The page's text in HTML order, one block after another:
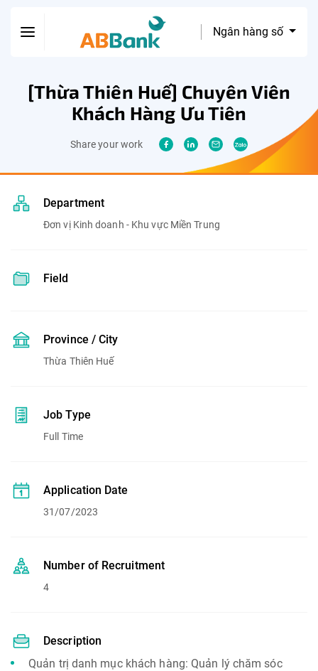
Ngân hàng số
[Thừa Thiên Huế] Chuyên Viên
Khách Hàng Ưu Tiên
Share your work
Department
Đơn vị Kinh doanh - Khu vực Miền Trung
Field
Province / City
Thừa Thiên Huế
Job Type
Full Time
Application Date
31/07/2023
Number of Recruitment
4
Description
Quản trị danh mục khách hàng: Quản lý chăm sóc